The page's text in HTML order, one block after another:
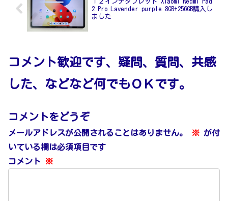
2 Pro Lavender purple 8GB+256GB購入し
ました
コメント歓迎です、疑問、質問、共感
した、などなど何でもＯＫです。
コメントをどうぞ
メールアドレスが公開されることはありません。 ※ が付
いている欄は必須項目です
コメント
※